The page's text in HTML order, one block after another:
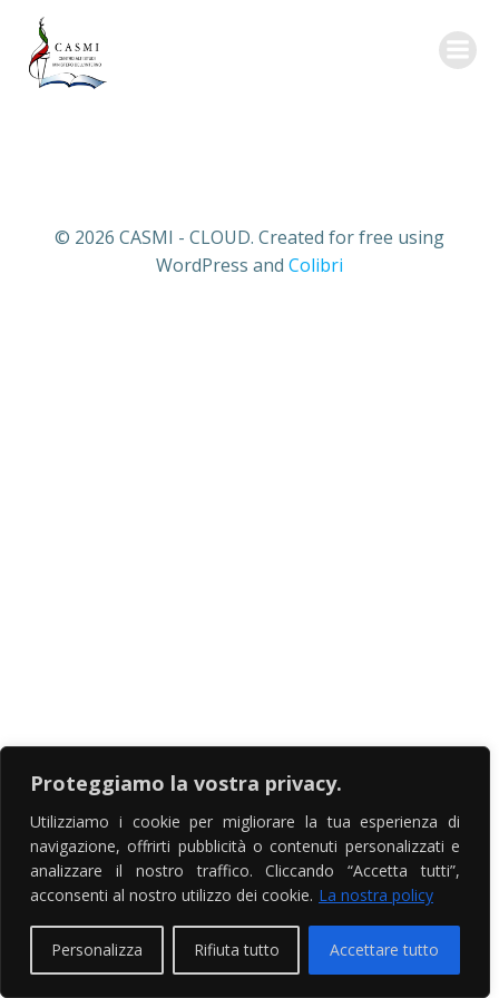
Proteggiamo la vostra privacy.
Utilizziamo i cookie per migliorare la tua esperienza di
navigazione, offrirti pubblicità o contenuti personalizzati e
analizzare il nostro traffico. Cliccando “Accetta tutti”,
acconsenti al nostro utilizzo dei cookie. La nostra policy
Personalizza Rifiuta tutto Accettare tutto
© 2026 CASMI - CLOUD. Created for free using
WordPress and Colibri